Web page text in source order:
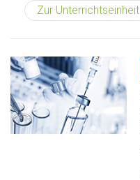
Zur Unterrichtseinheit